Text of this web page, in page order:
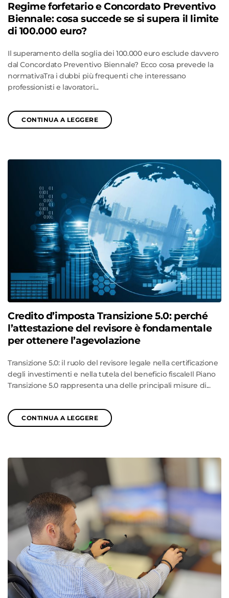
Regime forfetario e Concordato Preventivo
Biennale: cosa succede se si supera il limite
di 100.000 euro?
Il superamento della soglia dei 100.000 euro esclude davvero
dal Concordato Preventivo Biennale? Ecco cosa prevede la
normativaTra i dubbi più frequenti che interessano
professionisti e lavoratori...
CONTINUA A LEGGERE
Credito d’imposta Transizione 5.0: perché
l’attestazione del revisore è fondamentale
per ottenere l’agevolazione
Transizione 5.0: il ruolo del revisore legale nella certificazione
degli investimenti e nella tutela del beneficio fiscaleIl Piano
Transizione 5.0 rappresenta una delle principali misure di...
CONTINUA A LEGGERE